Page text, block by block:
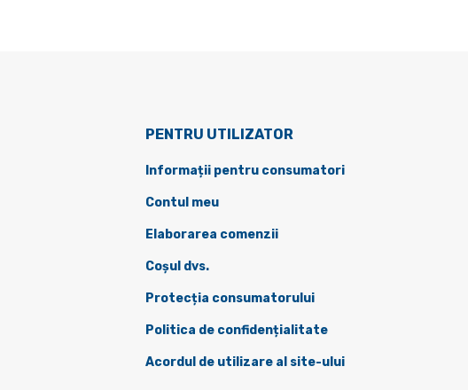
PENTRU UTILIZATOR
Informații pentru consumatori
Contul meu
Elaborarea comenzii
Coșul dvs.
Protecția consumatorului
Politica de confidențialitate
Acordul de utilizare al site-ului